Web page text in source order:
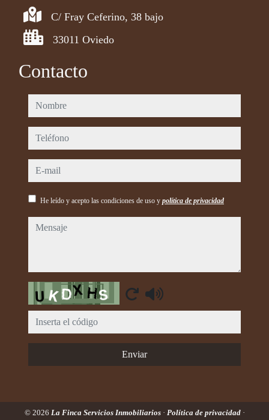
C/ Fray Ceferino, 38 bajo
33011 Oviedo
Contacto
nombre
teléfono
e-mail
He leído y acepto las condiciones de uso y política de privacidad
mensaje
Captcha
Enviar
© 2026 La Finca Servicios Inmobiliarios · Política de privacidad ·